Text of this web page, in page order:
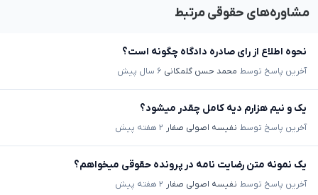
مشاوره‌های حقوقی مرتبط
نحوه اطلاع از رای صادره دادگاه چگونه است؟
آخرین پاسخ توسط محمد حسن گلمکانی ۶ سال پیش
یک و نیم هزارم دیه کامل چقدر میشود؟
آخرین پاسخ توسط نفیسه اصولی صفار ۲ هفته پیش
یک نمونه متن رضایت نامه در پرونده حقوقی میخواهم؟
آخرین پاسخ توسط نفیسه اصولی صفار ۲ هفته پیش